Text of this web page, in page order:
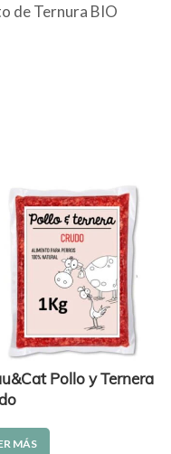
de Ternura BIO
Pollo y Ternera
MÁS